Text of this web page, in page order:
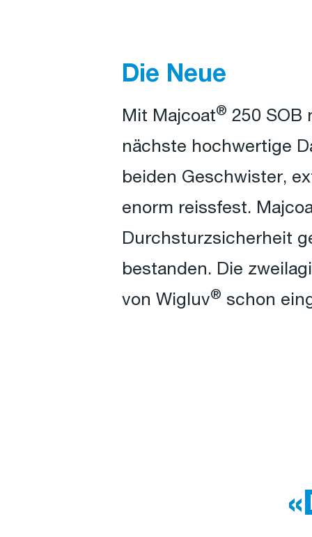
Die Neue
Mit Majcoat® 250 SOB
nächste hochwertige
beiden Geschwister,
enorm reissfest.
Durchsturzsicherheit
bestanden. Die
von Wigluv® schon